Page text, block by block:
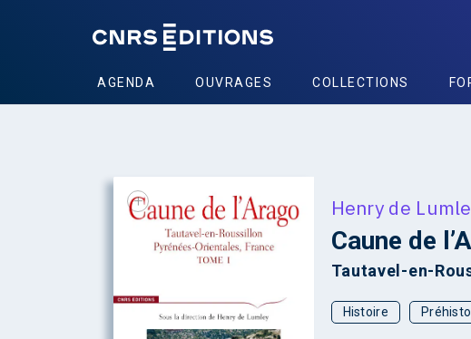
AGENDA OUVRAGES COLLECTIONS
+ Henry de
Caune de
Tautavel-en-
Histoire